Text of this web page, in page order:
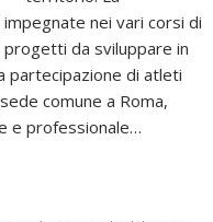
nei vari corsi di
da sviluppare in
partecipazione di atleti
comune a Roma,
e professionale…